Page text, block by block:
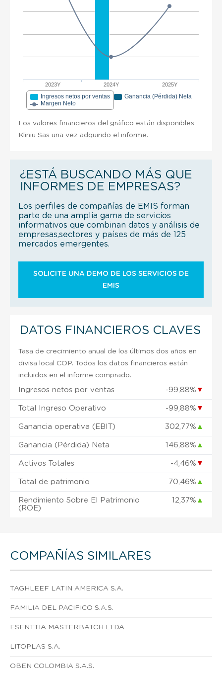
2023Y 2024Y 2025Y
Ingresos netos por ventas
Ganancia (Pérdida) Neta
Margen Neto
Los valores financieros del gráfico están disponibles
Kliniu Sas una vez adquirido el informe.
¿ESTÁ BUSCANDO MÁS QUE
INFORMES DE EMPRESAS?
Los perfiles de compañías de EMIS forman
parte de una amplia gama de servicios
informativos que combinan datos y análisis de
empresas,sectores y países de más de 125
mercados emergentes.
SOLICITE UNA DEMO DE LOS SERVICIOS DE
EMIS
DATOS FINANCIEROS CLAVES
Tasa de crecimiento anual de los últimos dos años en
divisa local COP. Todos los datos financieros están
incluidos en el informe comprado.
Ingresos netos por ventas -99,88% ▼
Total Ingreso Operativo -99,88% ▼
Ganancia operativa (EBIT) 302,77% ▲
Ganancia (Pérdida) Neta 146,88% ▲
Activos Totales -4,46% ▼
Total de patrimonio 70,46% ▲
Rendimiento Sobre El Patrimonio
(ROE)
12,37% ▲
COMPAÑÍAS SIMILARES
TAGHLEEF LATIN AMERICA S.A.
FAMILIA DEL PACIFICO S.A.S.
ESENTTIA MASTERBATCH LTDA
LITOPLAS S.A.
OBEN COLOMBIA S.A.S.